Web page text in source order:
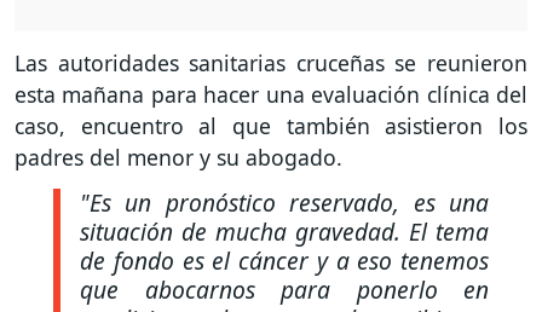
Las autoridades sanitarias cruceñas se reunieron
esta mañana para hacer una evaluación clínica del
caso, encuentro al que también asistieron los
padres del menor y su abogado.
"Es un pronóstico reservado, es una
situación de mucha gravedad. El tema
de fondo es el cáncer y a eso tenemos
que abocarnos para ponerlo en